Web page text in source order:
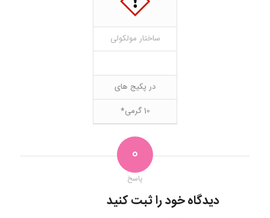
ساختار مولکولی
در پکیج های
10 گرمی*
0
پاسخ
دیدگاه خود را ثبت کنید